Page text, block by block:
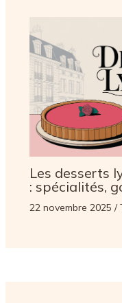
Les desserts
: spécialités,
22 novembre 2025 /